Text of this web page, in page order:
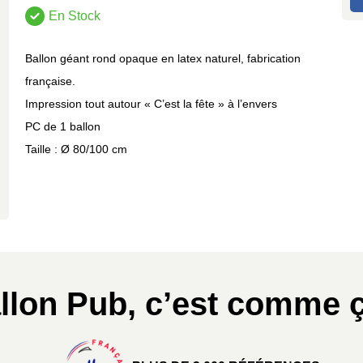
En Stock
Ballon géant rond opaque en latex naturel, fabrication
française.
Impression tout autour « C’est la fête » à l’envers
PC de 1 ballon
Taille : Ø 80/100 cm
Pub, c’est comme